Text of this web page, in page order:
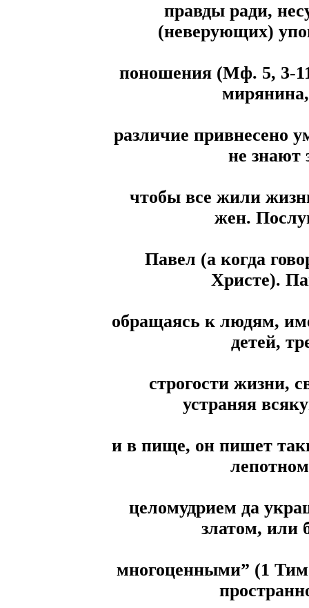
правды ради,
(неверующих)
поношения (Мф. 5, 3-
различие привнесено
не знают
чтобы все жили
жен.
Павел (а когда
Христе).
обращаясь к людям,
детей,
строгости жизни,
устраняя
и в пище, он пишет
целомудрием да
златом, или
многоценными” (1